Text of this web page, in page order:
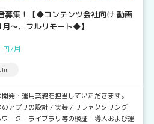
募集！【◆コンテンツ会社向け 動画
～、フルリモート◆】
円/月
発・運用業務を担当していただきます。
アプリの設計 / 実装 / リファクタリング
ク・ライブラリ等の検証・導入および運